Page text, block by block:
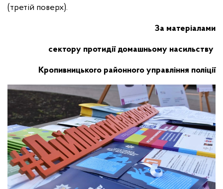
(третій поверх).
За матеріалами
сектору протидії домашньому насильству
Кропивницького районного управління поліції